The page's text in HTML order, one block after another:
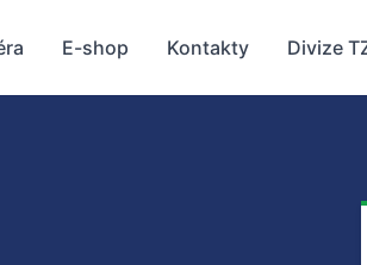
E-shop Kontakty Divize